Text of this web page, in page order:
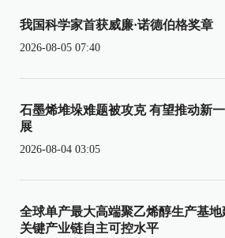
我国科学家首获威廉·诺德伯格奖章
2026-08-05 07:40
石墨烯堆垛难题被攻克 有望推动新
展
2026-08-04 03:05
全球单产最大高端聚乙烯醇生产基
关键产业链自主可控水平